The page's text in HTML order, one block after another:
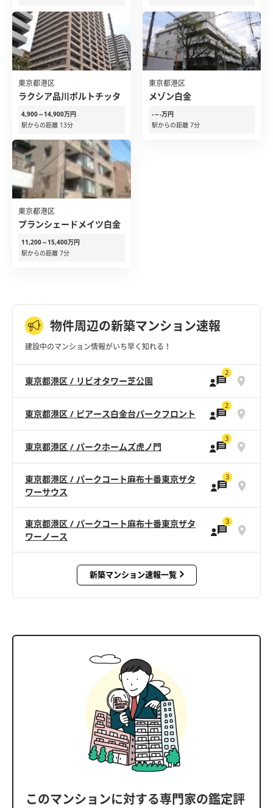
東京都港区
ラクシア品川ポルトチッタ
4,900～14,900万円
駅からの距離 13分
東京都港区
メゾン白金
-～-万円
駅からの距離 7分
東京都港区
プランシェードメイツ白金
11,200～15,400万円
駅からの距離 7分
物件周辺の新築マンション速報
建設中のマンション情報がいち早く知れる！
東京都港区 / リビオタワー芝公園
2
東京都港区 / ピアース白金台パークフロント
2
東京都港区 / パークホームズ虎ノ門
3
東京都港区 / パークコート麻布十番東京ザタ
ワーサウス
3
東京都港区 / パークコート麻布十番東京ザタ
ワーノース
3
新築マンション速報一覧
このマンションに対する専門家の鑑定評